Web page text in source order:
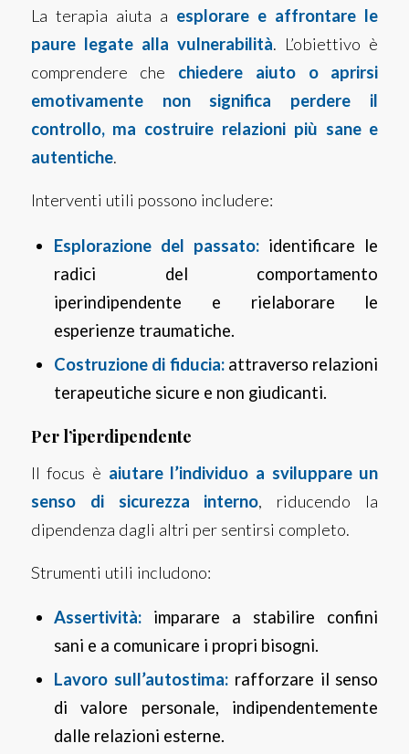
La terapia aiuta a esplorare e affrontare le
paure legate alla vulnerabilità. L’obiettivo è
comprendere che chiedere aiuto o aprirsi
emotivamente non significa perdere il
controllo, ma costruire relazioni più sane e
autentiche.
Interventi utili possono includere:
Esplorazione del passato: identificare le
radici del comportamento
iperindipendente e rielaborare le
esperienze traumatiche.
Costruzione di fiducia:attraverso relazioni
terapeutiche sicure e non giudicanti.
Per l’iperdipendente
Il focus è aiutare l’individuo a sviluppare un
senso di sicurezza interno, riducendo la
dipendenza dagli altri per sentirsi completo.
Strumenti utili includono:
Assertività:imparare a stabilire confini
sani e a comunicare i propri bisogni.
Lavoro sull’autostima:rafforzare il senso
di valore personale, indipendentemente
dalle relazioni esterne.